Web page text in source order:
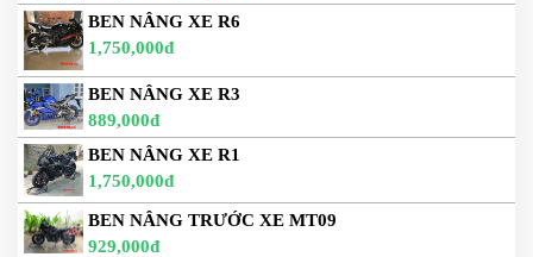
BEN NÂNG XE R6
1,750,000đ
BEN NÂNG XE R3
889,000đ
BEN NÂNG XE R1
1,750,000đ
BEN NÂNG TRƯỚC XE MT09
929,000đ